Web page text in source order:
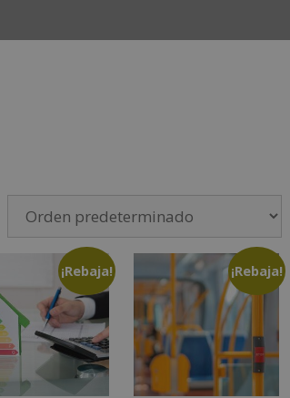
¡Rebaja! ¡Rebaja!